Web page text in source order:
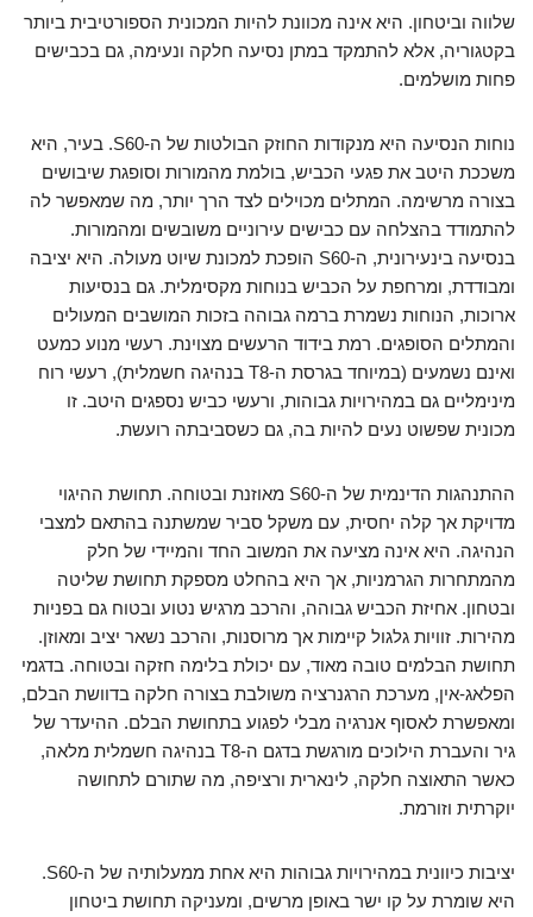
שלווה וביטחון. היא אינה מכוונת להיות המכונית הספורטיבית ביותר
בקטגוריה, אלא להתמקד במתן נסיעה חלקה ונעימה, גם בכבישים
פחות מושלמים.
נוחות הנסיעה היא מנקודות החוזק הבולטות של ה-S60. בעיר, היא
משככת היטב את פגעי הכביש, בולמת מהמורות וסופגת שיבושים
בצורה מרשימה. המתלים מכוילים לצד הרך יותר, מה שמאפשר לה
להתמודד בהצלחה עם כבישים עירוניים משובשים ומהמורות.
בנסיעה בינעירונית, ה-S60 הופכת למכונת שיוט מעולה. היא יציבה
ומבודדת, ומרחפת על הכביש בנוחות מקסימלית. גם בנסיעות
ארוכות, הנוחות נשמרת ברמה גבוהה בזכות המושבים המעולים
והמתלים הסופגים. רמת בידוד הרעשים מצוינת. רעשי מנוע כמעט
ואינם נשמעים (במיוחד בגרסת ה-T8 בנהיגה חשמלית), רעשי רוח
מינימליים גם במהירויות גבוהות, ורעשי כביש נספגים היטב. זו
מכונית שפשוט נעים להיות בה, גם כשסביבתה רועשת.
ההתנהגות הדינמית של ה-S60 מאוזנת ובטוחה. תחושת ההיגוי
מדויקת אך קלה יחסית, עם משקל סביר שמשתנה בהתאם למצבי
הנהיגה. היא אינה מציעה את המשוב החד והמיידי של חלק
מהמתחרות הגרמניות, אך היא בהחלט מספקת תחושת שליטה
ובטחון. אחיזת הכביש גבוהה, והרכב מרגיש נטוע ובטוח גם בפניות
מהירות. זוויות גלגול קיימות אך מרוסנות, והרכב נשאר יציב ומאוזן.
תחושת הבלמים טובה מאוד, עם יכולת בלימה חזקה ובטוחה. בדגמי
הפלאג-אין, מערכת הרגנרציה משולבת בצורה חלקה בדוושת הבלם,
ומאפשרת לאסוף אנרגיה מבלי לפגוע בתחושת הבלם. ההיעדר של
גיר והעברת הילוכים מורגשת בדגם ה-T8 בנהיגה חשמלית מלאה,
כאשר התאוצה חלקה, לינארית ורציפה, מה שתורם לתחושה
יוקרתית וזורמת.
יציבות כיוונית במהירויות גבוהות היא אחת ממעלותיה של ה-S60.
היא שומרת על קו ישר באופן מרשים, ומעניקה תחושת ביטחון